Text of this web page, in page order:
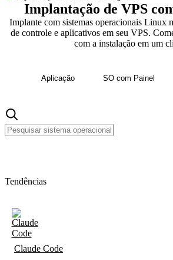
Implantação de VPS
Implante com sistemas operacionais Linux
de controle e aplicativos em seu VPS.
com a instalação em um
Aplicação SO com Painel
Tendências
Claude Code